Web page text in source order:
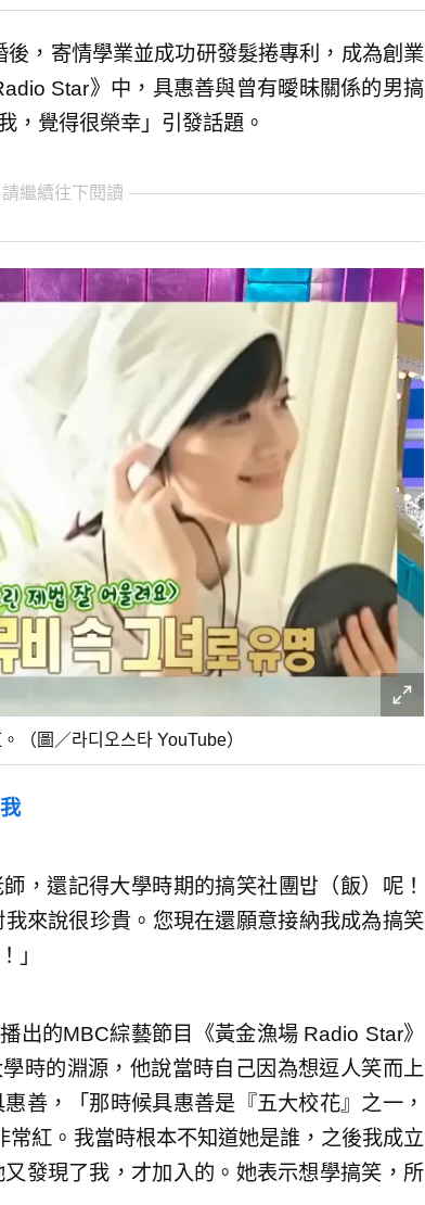
，寄情學業並成功研發髮捲專利，成為創業
Star》中，具惠善與曾有曖昧關係的男搞
，覺得很榮幸」引發話題。
繼續往下閱讀
圖／라디오스타 YouTube）
，還記得大學時期的搞笑社團밥（飯）呢！
來說很珍貴。您現在還願意接納我成為搞笑
」
出的MBC綜藝節目《黃金漁場 Radio Star》
時的淵源，他說當時自己因為想逗人笑而上
善，「那時候具惠善是『五大校花』之一，
紅。我當時根本不知道她是誰，之後我成立
發現了我，才加入的。她表示想學搞笑，所